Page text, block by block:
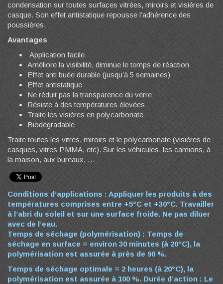
condensation sur toutes surfaces vitrées, miroirs et visières de
casque. Son effet antistatique repousse l’adhérence des
poussières.
Avantages
Application facile
Améliore la visibilité, diminue le temps de réaction
Effet anti buée durable (jusqu’à 5 semaines)
Effet antistatique
Ne réduit pas la transparence du verre
Résiste à des températures élevées
Traite les visières en polycarbonate
Biodégradable
Traite toutes les vitres, miroirs et le polycarbonate (visières de
casques, vitres PMMA, etc). Sur les véhicules, les camions, à
la maison, aux bureaux, …
Conditions d’applications : Appliquer les produits à des
températures comprises entre +5°C et +30°C. Travailler
à l’abri du soleil et sur une surface froide. Ne pas diluer
avec de l’eau.
Temps de séchage (polymérisation) :Temps de
séchage en surface = environ 30 minutes (à 20°C), la
polymérisation est assurée à près de 90 %.
Temps de séchage optimale = 2 heures (à 20°C), la
polymérisation est assurée à 100 %. Durée d’action : Le